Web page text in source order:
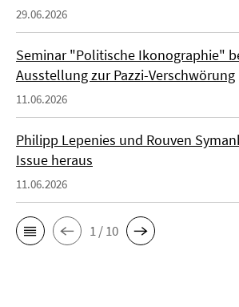
29.06.2026
Seminar "Politische Ikonographie"
Ausstellung zur Pazzi-Verschwörung
11.06.2026
Philipp Lepenies und Rouven
Issue heraus
11.06.2026
1 / 10